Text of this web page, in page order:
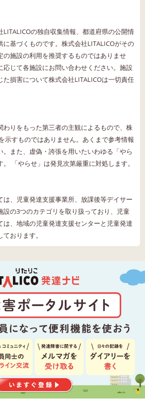
の独自収集情報、都道府県の公開情
基づくものです。株式会社LITALICOがその
の施設の利用を推奨するものではありませ
応じて各施設にお問い合わせください。施設
損害について株式会社LITALICOは一切責任
わりをもった第三者の主観によるもので、株
示すものではありません。あくまで参考情報
。また、虚偽・誇張を用いたいわゆる「やら
「やらせ」は発見次第厳重に対処します。
は、児童発達支援事業所、放課後等デイサー
設の3つのカテゴリを取り扱っており、児童
は、地域の児童発達支援センターと児童発達
おります。